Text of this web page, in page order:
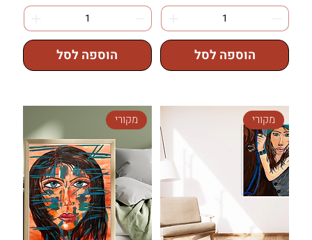
הוספה לסל הוספה לסל
מקורי מקורי